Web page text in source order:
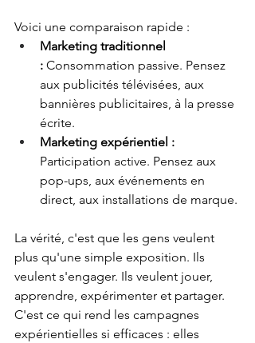
Voici une comparaison rapide :
Marketing traditionnel
: Consommation passive. Pensez
aux publicités télévisées, aux
bannières publicitaires, à la presse
écrite.
Marketing expérientiel :
Participation active. Pensez aux
pop-ups, aux événements en
direct, aux installations de marque.
La vérité, c'est que les gens veulent
plus qu'une simple exposition. Ils
veulent s'engager. Ils veulent jouer,
apprendre, expérimenter et partager.
C'est ce qui rend les campagnes
expérientielles si efficaces : elles